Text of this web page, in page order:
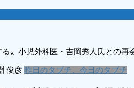
る〟小児外科医・吉岡秀人氏との
俊彦 昨日のタブチ、今日のタブチ